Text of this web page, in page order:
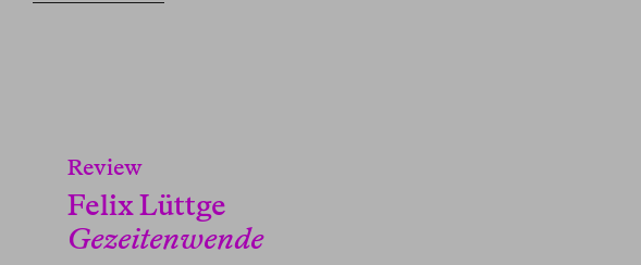
Review
Felix Lüttge
Gezeitenwende